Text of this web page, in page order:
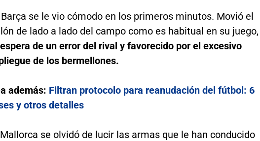
se le vio cómodo en los primeros minutos. Movió el
de lado a lado del campo como es habitual en su
de un error del rival y favorecido por el excesivo
de los bermellones.
además: Filtran protocolo para reanudación del fútbol: 6
y otros detalles
se olvidó de lucir las armas que le han conducido